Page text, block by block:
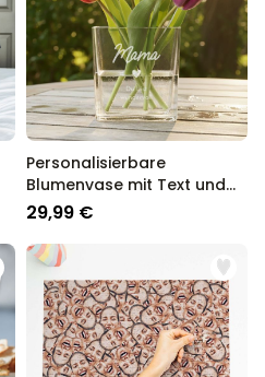
Personalisierbare
Blumenvase mit Text und
Symbol
29,99 €